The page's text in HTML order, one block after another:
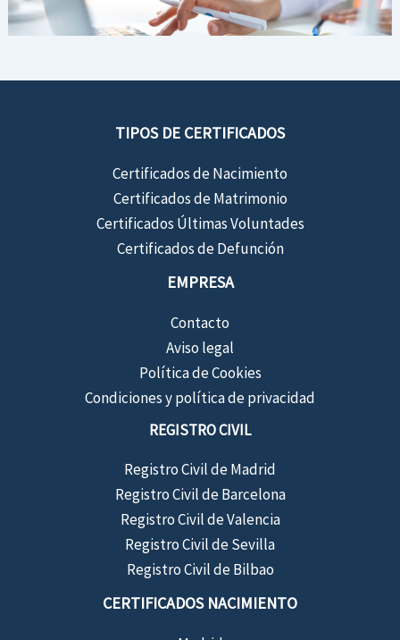
TIPOS DE CERTIFICADOS
Certificados de Nacimiento
Certificados de Matrimonio
Certificados Últimas Voluntades
Certificados de Defunción
EMPRESA
Contacto
Aviso legal
Política de Cookies
Condiciones y política de privacidad
REGISTRO CIVIL
Registro Civil de Madrid
Registro Civil de Barcelona
Registro Civil de Valencia
Registro Civil de Sevilla
Registro Civil de Bilbao
CERTIFICADOS NACIMIENTO